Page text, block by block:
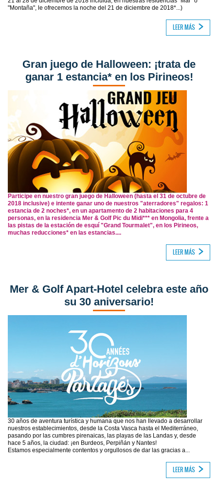
"Montaña", le ofrecemos la noche del 21 de diciembre de 2018*...)
LEER MÁS
Gran juego de Halloween: ¡trata de
ganar 1 estancia* en los Pirineos!
Participe en nuestro gran juego de Halloween (hasta el 31 de octubre de
2018 inclusive) e intente ganar uno de nuestros "aterradores" regalos: 1
estancia de 2 noches*, en un apartamento de 2 habitaciones para 4
personas, en la residencia Mer & Golf Pic du Midi*** en Mongolia, frente a
las pistas de la estación de esquí "Grand Tourmalet", en los Pirineos,
muchas reducciones* en las estancias....
LEER MÁS
Mer & Golf Apart-Hotel celebra este año
su 30 aniversario!
30 años de aventura turística y humana que nos han llevado a desarrollar
nuestros establecimientos, desde la Costa Vasca hasta el Mediterráneo,
pasando por las cumbres pirenaicas, las playas de las Landas y, desde
hace 5 años, la ciudad: ¡en Burdeos, Perpiñán y Nantes!
Estamos especialmente contentos y orgullosos de dar las gracias a...
LEER MÁS